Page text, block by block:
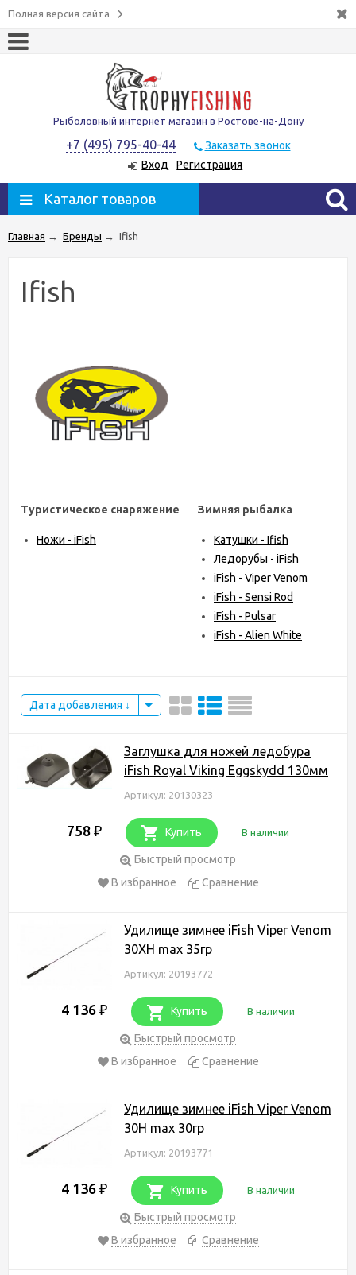
Полная версия сайта
Рыболовный интернет магазин в Ростове-на-Дону
+7 (495) 795-40-44
Заказать звонок
Вход
Регистрация
Каталог товаров
Главная → Бренды → Ifish
Ifish
Туристическое снаряжение
Ножи - iFish
Зимняя рыбалка
Катушки - Ifish
Ледорубы - iFish
iFish - Viper Venom
iFish - Sensi Rod
iFish - Pulsar
iFish - Alien White
Дата добавления
Заглушка для ножей ледобура
iFish Royal Viking Eggskydd 130мм
Артикул: 20130323
758 ₽ Купить В наличии
Быстрый просмотр
В избранное
Сравнение
Удилище зимнее iFish Viper Venom
30XH max 35гр
Артикул: 20193772
4 136 ₽ Купить В наличии
Быстрый просмотр
В избранное
Сравнение
Удилище зимнее iFish Viper Venom
30H max 30гр
Артикул: 20193771
4 136 ₽ Купить В наличии
Быстрый просмотр
В избранное
Сравнение